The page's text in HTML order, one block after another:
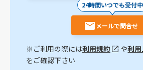
24時間いつでも受付中
メールで問合せ
※ご利用の際には利用規約 や利
をご確認下さい